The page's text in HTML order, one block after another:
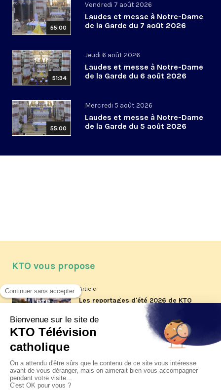
55:00
Vendredi 7 août 2026
Laudes et messe à Notre-Dame
de la Garde du 7 août 2026
51:34
Jeudi 6 août 2026
Laudes et messe à Notre-Dame
de la Garde du 6 août 2026
55:00
Mercredi 5 août 2026
Laudes et messe à Notre-Dame
de la Garde du 5 août 2026
KTO vous propose
Article
Les reportages d'été 2026 de KTO
Article
La visite pastorale du pape Léon
jeudi 6 août